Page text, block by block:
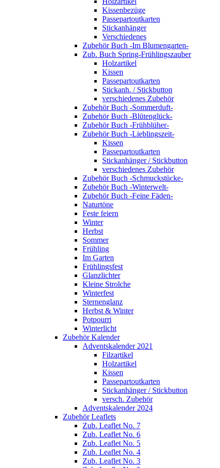
Kissenbezüge
Passepartoutkarten
Stickanhänger
Verschiedenes
Zubehör Buch -Im Blumengarten-
Zub. Buch Spring-Frühlingszauber
Holzartikel
Kissen
Passepartoutkarten
Stickanh. / Stickbutton
verschiedenes Zubehör
Zubehör Buch -Sommerduft-
Zubehör Buch -Blütenglück-
Zubehör Buch -Frühblüher-
Zubehör Buch -Lieblingszeit-
Kissen
Passepartoutkarten
Stickanhänger / Stickbutton
verschiedenes Zubehör
Zubehör Buch -Schmuckstücke-
Zubehör Buch -Winterwelt-
Zubehör Buch -Feine Fäden-
Naturtöne
Feste feiern
Winter
Herbst
Sommer
Frühling
Im Garten
Frühlingsfest
Glanzlichter
Kleine Strolche
Winterfest
Sternenglanz
Herbst & Winter
Potpourri
Winterlicht
Zubehör Kalender
Adventskalender 2021
Filzartikel
Holzartikel
Kissen
Passepartoutkarten
Stickanhänger / Stickbutton
versch. Zubehör
Adventskalender 2024
Zubehör Leaflets
Zub. Leaflet No. 7
Zub. Leaflet No. 6
Zub. Leaflet No. 5
Zub. Leaflet No. 4
Zub. Leaflet No. 3